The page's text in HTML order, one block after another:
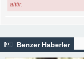
aittir.
Benzer Haberler